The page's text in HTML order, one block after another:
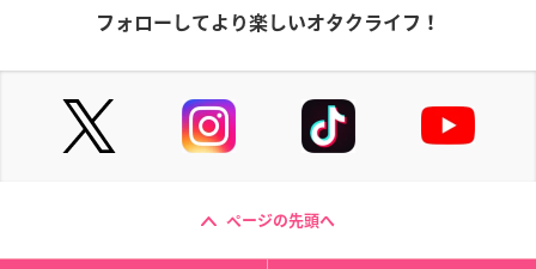
フォローしてより楽しいオタクライフ！
ページの先頭へ